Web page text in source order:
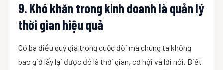
9. Khó khăn trong kinh doanh là quản lý
thời gian hiệu quả
Có ba điều quý giá trong cuộc đời mà chúng ta không
bao giờ lấy lại được đó là thời gian, cơ hội và lời nói. Biết